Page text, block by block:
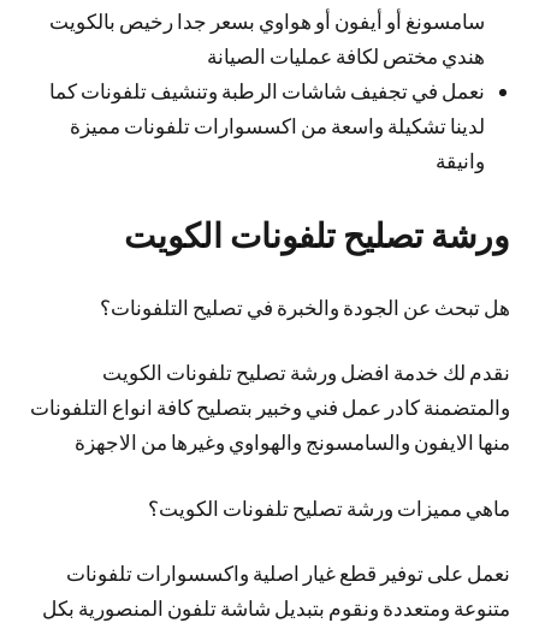
سامسونغ أو أيفون أو هواوي بسعر جدا رخيص بالكويت
هندي مختص لكافة عمليات الصيانة
نعمل في تجفيف شاشات الرطبة وتنشيف تلفونات كما
لدينا تشكيلة واسعة من اكسسوارات تلفونات مميزة
وانيقة
ورشة تصليح تلفونات الكويت
هل تبحث عن الجودة والخبرة في تصليح التلفونات؟
نقدم لك خدمة افضل ورشة تصليح تلفونات الكويت
والمتضمنة كادر عمل فني وخبير بتصليح كافة انواع التلفونات
منها الايفون والسامسونج والهواوي وغيرها من الاجهزة
ماهي مميزات ورشة تصليح تلفونات الكويت؟
نعمل على توفير قطع غيار اصلية واكسسوارات تلفونات
متنوعة ومتعددة ونقوم بتبديل شاشة تلفون المنصورية بكل